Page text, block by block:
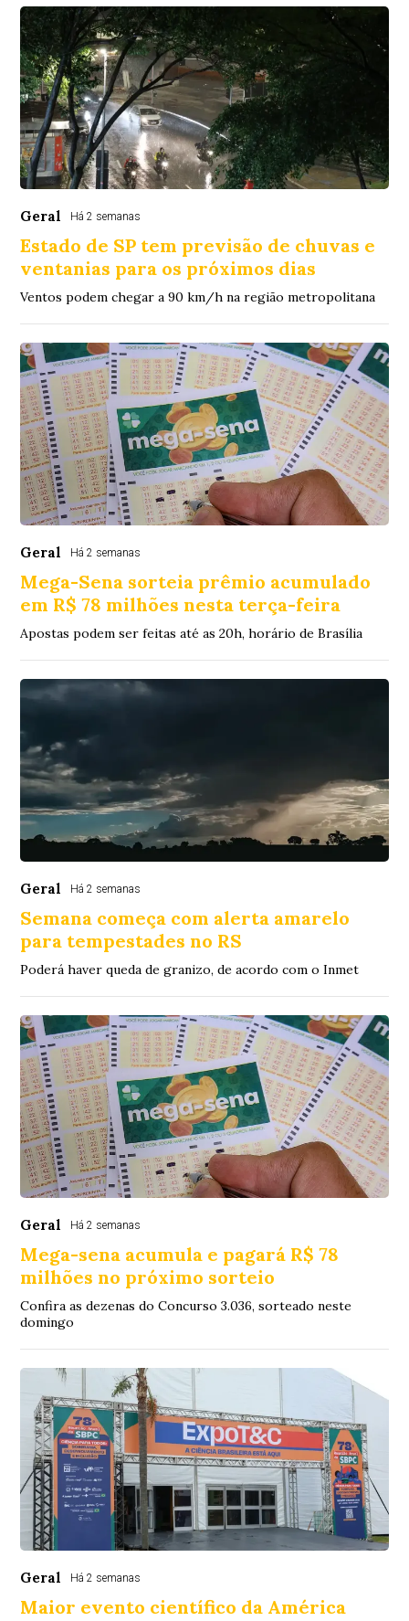
Geral Há 2 semanas
Estado de SP tem previsão de chuvas e
ventanias para os próximos dias
Ventos podem chegar a 90 km/h na região metropolitana
Geral Há 2 semanas
Mega-Sena sorteia prêmio acumulado
em R$ 78 milhões nesta terça-feira
Apostas podem ser feitas até as 20h, horário de Brasília
Geral Há 2 semanas
Semana começa com alerta amarelo
para tempestades no RS
Poderá haver queda de granizo, de acordo com o Inmet
Geral Há 2 semanas
Mega-sena acumula e pagará R$ 78
milhões no próximo sorteio
Confira as dezenas do Concurso 3.036, sorteado neste
domingo
Geral Há 2 semanas
Maior evento científico da América